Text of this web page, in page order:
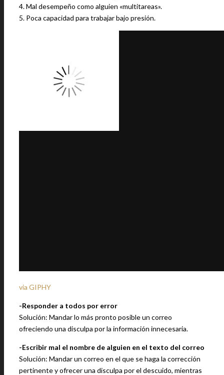
4. Mal desempeño como alguien «multitareas».
5. Poca capacidad para trabajar bajo presión.
via GIPHY
-Responder a todos por error
Solución: Mandar lo más pronto posible un correo
ofreciendo una disculpa por la información innecesaria.
-Escribir mal el nombre de alguien en el texto del correo
Solución: Mandar un correo en el que se haga la corrección
pertinente y ofrecer una disculpa por el descuido, mientras